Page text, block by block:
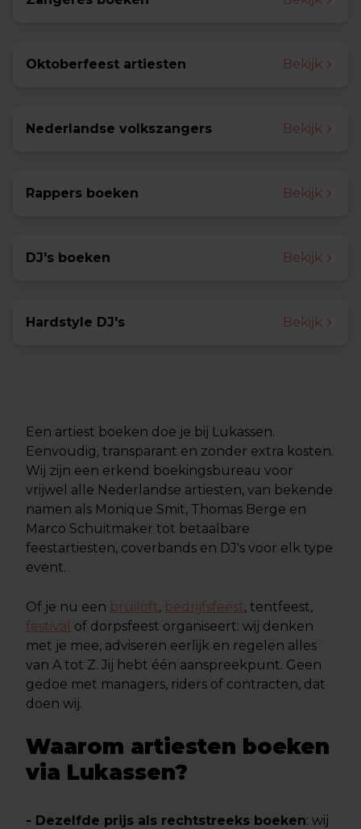
Oktoberfeest artiesten Bekijk
Nederlandse volkszangers Bekijk
Rappers boeken Bekijk
DJ's boeken Bekijk
Hardstyle DJ's Bekijk
Een artiest boeken doe je bij Lukassen.
Eenvoudig, transparant en zonder extra kosten.
Wij zijn een erkend boekingsbureau voor
vrijwel alle Nederlandse artiesten, van bekende
namen als Monique Smit, Thomas Berge en
Marco Schuitmaker tot betaalbare
feestartiesten, coverbands en DJ's voor elk type
event.
Of je nu een bruiloft, bedrijfsfeest, tentfeest,
festival of dorpsfeest organiseert: wij denken
met je mee, adviseren eerlijk en regelen alles
van A tot Z. Jij hebt één aanspreekpunt. Geen
gedoe met managers, riders of contracten, dat
doen wij.
Waarom artiesten boeken
via Lukassen?
- Dezelfde prijs als rechtstreeks boeken: wij